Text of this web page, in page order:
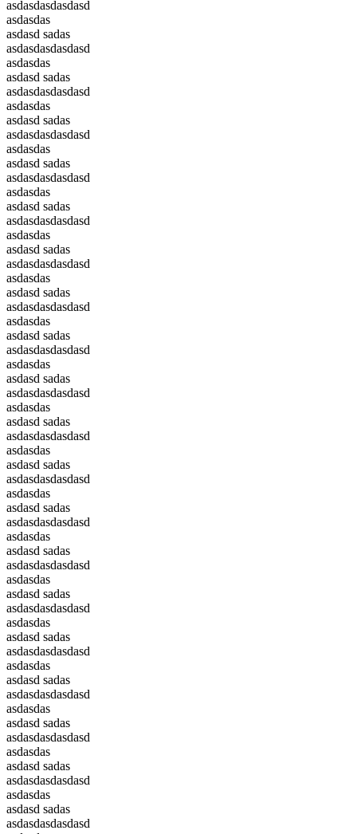
asdasdasdasdasd
asdasdas
asdasd sadas
asdasdasdasdasd
asdasdas
asdasd sadas
asdasdasdasdasd
asdasdas
asdasd sadas
asdasdasdasdasd
asdasdas
asdasd sadas
asdasdasdasdasd
asdasdas
asdasd sadas
asdasdasdasdasd
asdasdas
asdasd sadas
asdasdasdasdasd
asdasdas
asdasd sadas
asdasdasdasdasd
asdasdas
asdasd sadas
asdasdasdasdasd
asdasdas
asdasd sadas
asdasdasdasdasd
asdasdas
asdasd sadas
asdasdasdasdasd
asdasdas
asdasd sadas
asdasdasdasdasd
asdasdas
asdasd sadas
asdasdasdasdasd
asdasdas
asdasd sadas
asdasdasdasdasd
asdasdas
asdasd sadas
asdasdasdasdasd
asdasdas
asdasd sadas
asdasdasdasdasd
asdasdas
asdasd sadas
asdasdasdasdasd
asdasdas
asdasd sadas
asdasdasdasdasd
asdasdas
asdasd sadas
asdasdasdasdasd
asdasdas
asdasd sadas
asdasdasdasdasd